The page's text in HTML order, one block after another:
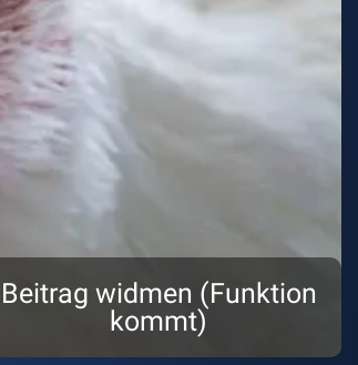
Beitrag widmen (Funktion
kommt)